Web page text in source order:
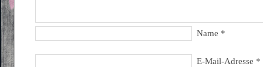
Name *
E-Mail-Adresse *